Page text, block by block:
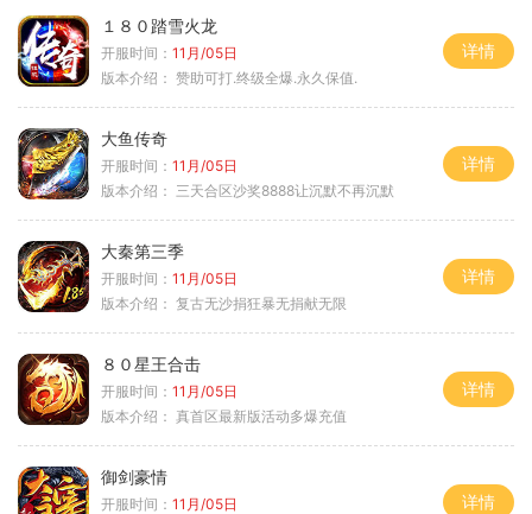
１８０踏雪火龙
开服时间： 11月/05日
版本介绍： 赞助可打.终级全爆.永久保值.
详情
大鱼传奇
开服时间： 11月/05日
版本介绍： 三天合区沙奖8888让沉默不再沉默
详情
大秦第三季
开服时间： 11月/05日
版本介绍： 复古无沙捐狂暴无捐献无限
详情
８０星王合击
开服时间： 11月/05日
版本介绍： 真首区最新版活动多爆充值
详情
御剑豪情
开服时间： 11月/05日
详情